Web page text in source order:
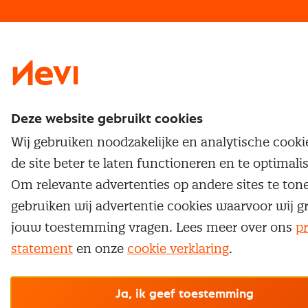
Traineeship
Nevi 2
Deze website gebruikt cookies
Wij gebruiken noodzakelijke en analytische
de site beter te laten functioneren en te
Om relevante advertenties op andere sites te
gebruiken wij advertentie cookies waarvoor wij
jouw toestemming vragen. Lees meer over ons
statement en onze cookie verklaring.
Ja, ik geef toestemming